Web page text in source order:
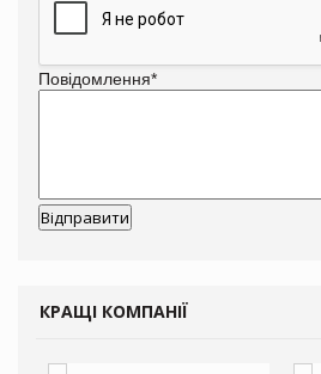
Повідомлення*
КРАЩІ КОМПАНІЇ